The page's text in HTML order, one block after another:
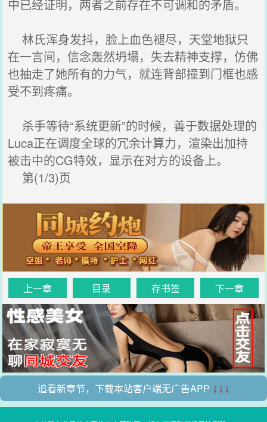
中已经证明，两者之前存在不可调和的矛盾。
林氏浑身发抖，脸上血色褪尽，天堂地狱只
在一言间，信念轰然坍塌，失去精神支撑，仿佛
也抽走了她所有的力气，就连背部撞到门框也感
受不到疼痛。
杀手等待“系统更新”的时候，善于数据处理的
Luca正在调度全球的冗余计算力，渲染出加持
被击中的CG特效，显示在对方的设备上。
第(1/3)页
上一章 目录 存书签 下一章
追看新章节，下载本站客户端无广告APP ↓↓↓